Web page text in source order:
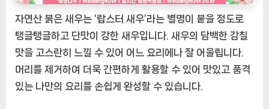
품]
생
선
생
자
산
자연산 붉은 새우는 ‘랍스터 새우’라는 별명이 붙을 정도로
탱글탱글하고 단맛이 강한 새우입니다. 새우의 담백한 감칠
맛을 고스란히 느낄 수 있어 어느 요리에나 잘 어울립니다.
머리를 제거하여 더욱 간편하게 활용할 수 있어 맛있고 품격
있는 나만의 요리를 손쉽게 완성할 수 있습니다.